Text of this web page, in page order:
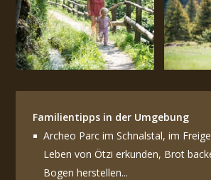
Familientipps in der Umgebung
Archeo Parc im Schnalstal, im
Leben von Ötzi erkunden, Brot
Bogen herstellen...